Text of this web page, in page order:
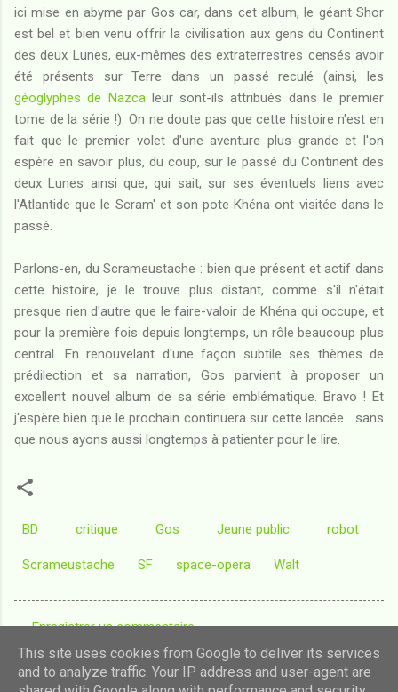
ici mise en abyme par Gos car, dans cet album, le géant Shor
est bel et bien venu offrir la civilisation aux gens du Continent
des deux Lunes, eux-mêmes des extraterrestres censés avoir
été présents sur Terre dans un passé reculé (ainsi, les
géoglyphes de Nazcaleur sont-ils attribués dans le premier
tome de la série !). On ne doute pas que cette histoire n'est en
fait que le premier volet d'une aventure plus grande et l'on
espère en savoir plus, du coup, sur le passé du Continent des
deux Lunes ainsi que, qui sait, sur ses éventuels liens avec
l'Atlantide que le Scram' et son pote Khéna ont visitée dans le
passé.
Parlons-en, du Scrameustache : bien que présent et actif dans
cette histoire, je le trouve plus distant, comme s'il n'était
presque rien d'autre que le faire-valoir de Khéna qui occupe, et
pour la première fois depuis longtemps, un rôle beaucoup plus
central. En renouvelant d'une façon subtile ses thèmes de
prédilection et sa narration, Gos parvient à proposer un
excellent nouvel album de sa série emblématique. Bravo ! Et
j'espère bien que le prochain continuera sur cette lancée... sans
que nous ayons aussi longtemps à patienter pour le lire.
BD critique Gos Jeune public robot
Scrameustache SF space-opera Walt
C
o
Enregistrer un commentaire
This site uses cookies from Google to deliver its services
and to analyze traffic. Your IP address and user-agent are